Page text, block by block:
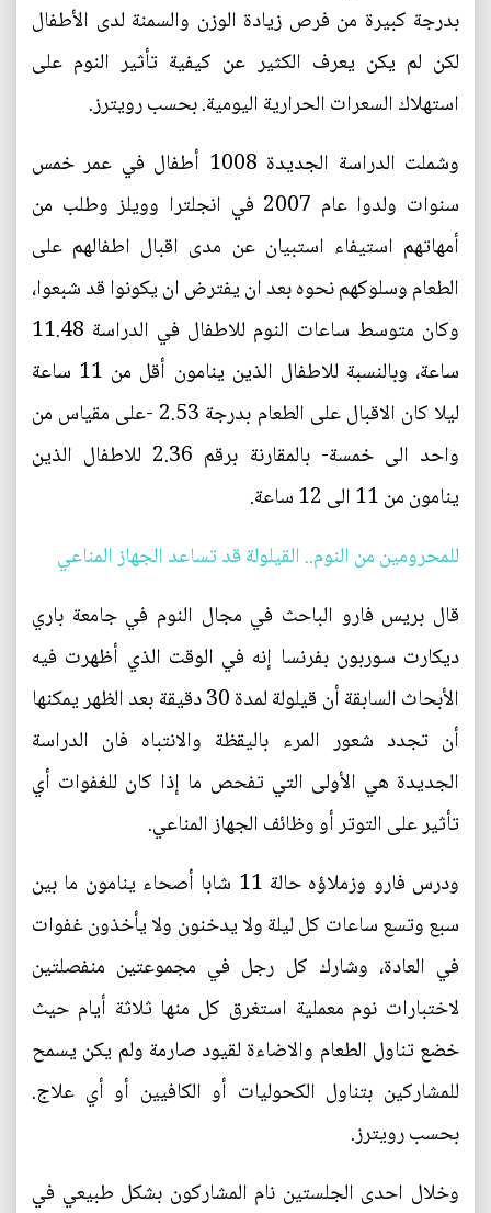
بدرجة كبيرة من فرص زيادة الوزن والسمنة لدى الأطفال
لكن لم يكن يعرف الكثير عن كيفية تأثير النوم على
استهلاك السعرات الحرارية اليومية. بحسب رويترز.
وشملت الدراسة الجديدة 1008 أطفال في عمر خمس
سنوات ولدوا عام 2007 في انجلترا وويلز وطلب من
أمهاتهم استيفاء استبيان عن مدى اقبال اطفالهم على
الطعام وسلوكهم نحوه بعد ان يفترض ان يكونوا قد شبعوا،
وكان متوسط ساعات النوم للاطفال في الدراسة 11.48
ساعة، وبالنسبة للاطفال الذين ينامون أقل من 11 ساعة
ليلا كان الاقبال على الطعام بدرجة 2.53 -على مقياس من
واحد الى خمسة- بالمقارنة برقم 2.36 للاطفال الذين
ينامون من 11 الى 12 ساعة.
للمحرومين من النوم.. القيلولة قد تساعد الجهاز المناعي
قال بريس فارو الباحث في مجال النوم في جامعة باري
ديكارت سوربون بفرنسا إنه في الوقت الذي أظهرت فيه
الأبحاث السابقة أن قيلولة لمدة 30 دقيقة بعد الظهر يمكنها
أن تجدد شعور المرء باليقظة والانتباه فان الدراسة
الجديدة هي الأولى التي تفحص ما إذا كان للغفوات أي
تأثير على التوتر أو وظائف الجهاز المناعي.
ودرس فارو وزملاؤه حالة 11 شابا أصحاء ينامون ما بين
سبع وتسع ساعات كل ليلة ولا يدخنون ولا يأخذون غفوات
في العادة، وشارك كل رجل في مجموعتين منفصلتين
لاختبارات نوم معملية استغرق كل منها ثلاثة أيام حيث
خضع تناول الطعام والاضاءة لقيود صارمة ولم يكن يسمح
للمشاركين بتناول الكحوليات أو الكافيين أو أي علاج.
بحسب رويترز.
وخلال احدى الجلستين نام المشاركون بشكل طبيعي في